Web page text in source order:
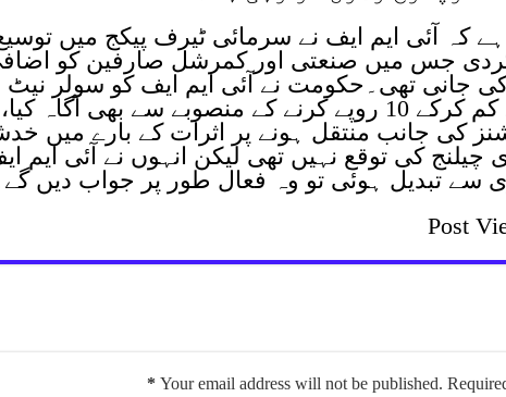
ہے کہ آئی ایم ایف نے سرمائی ٹیرف پیکج میں
جس میں صنعتی اور کمرشل صارفین کو
فی یونٹ سے کم کرکے 10 روپے کرنے کے منصوبے سے
کی جانب منتقل ہونے پر اثرات کے بارے میں
کی توقع نہیں تھی لیکن انہوں نے آئی ایم
سے تبدیل ہوئی تو وہ فعال طور پر جواب دیں گے۔
Post
Your email address will not be published.
*